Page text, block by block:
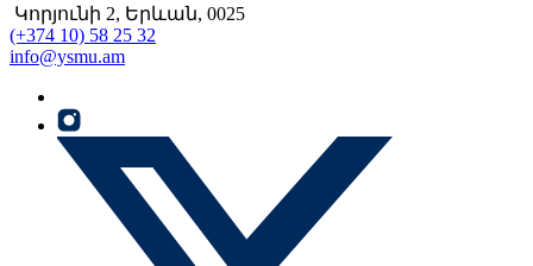
Կորյունի 2, Երևան, 0025
(+374 10) 58 25 32
info@ysmu.am